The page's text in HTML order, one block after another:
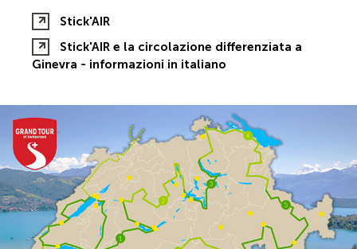
Stick'AIR
Stick'AIR e la circolazione differenziata a
Ginevra - informazioni in italiano